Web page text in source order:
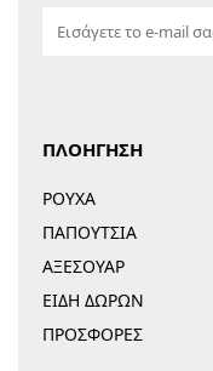
ΠΛΟΗΓΗΣΗ
ΡΟΥΧΑ
ΠΑΠΟΥΤΣΙΑ
ΑΞΕΣΟΥΑΡ
ΕΙΔΗ ΔΩΡΩΝ
ΠΡΟΣΦΟΡΕΣ